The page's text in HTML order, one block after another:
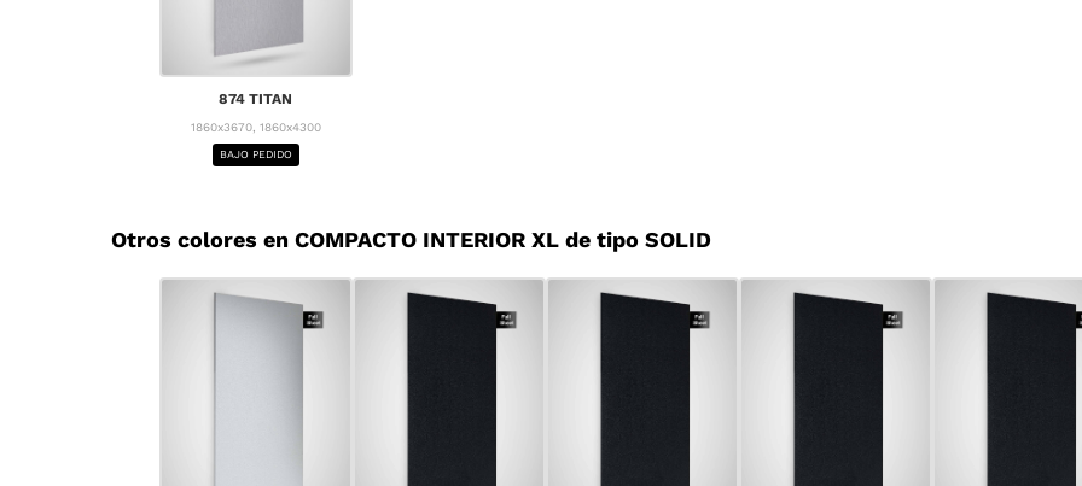
874 TITAN
1860x3670, 1860x4300
BAJO PEDIDO
Otros colores en COMPACTO INTERIOR XL de tipo SOLID